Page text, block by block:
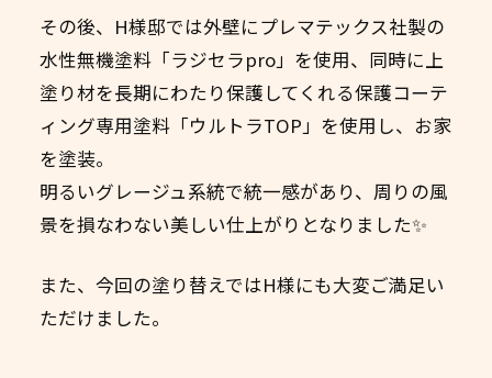
その後、H様邸では外壁にプレマテックス社製の
水性無機塗料「ラジセラpro」を使用、同時に上
塗り材を長期にわたり保護してくれる保護コーテ
ィング専用塗料「ウルトラTOP」を使用し、お家
を塗装。
明るいグレージュ系統で統一感があり、周りの風
景を損なわない美しい仕上がりとなりました✨
また、今回の塗り替えではH様にも大変ご満足い
ただけました。